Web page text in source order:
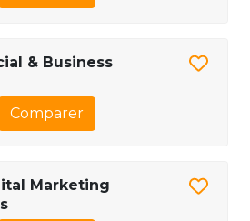
& Business
Comparer
Marketing